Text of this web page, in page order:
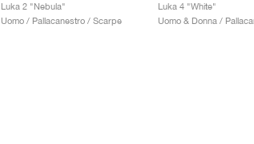
Luka 2 "Nebula"
Uomo / Pallacanestro / Scarpe
Luka 4 "White"